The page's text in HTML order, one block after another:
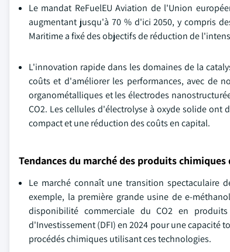
Le mandat ReFuelEU Aviation de l'Union
augmentant jusqu'à 70 % d'ici 2050, y compris
Maritime a fixé des objectifs de réduction de
L'innovation rapide dans les domaines de la
coûts et d'améliorer les performances, avec de
organométalliques et les électrodes
CO2. Les cellules d'électrolyse à oxyde solide ont
compact et une réduction des coûts en capital.
Tendances du marché des produits
Le marché connaît une transition spectaculaire
exemple, la première grande usine de e-
disponibilité commerciale du CO2 en
d'Investissement (DFI) en 2024 pour une capacité
procédés chimiques utilisant ces technologies.